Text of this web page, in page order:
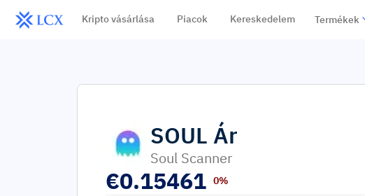
Kripto vásárlása Piacok Kereskedelem Termékek
SOUL Ár
Soul Scanner
€0.15461 0%